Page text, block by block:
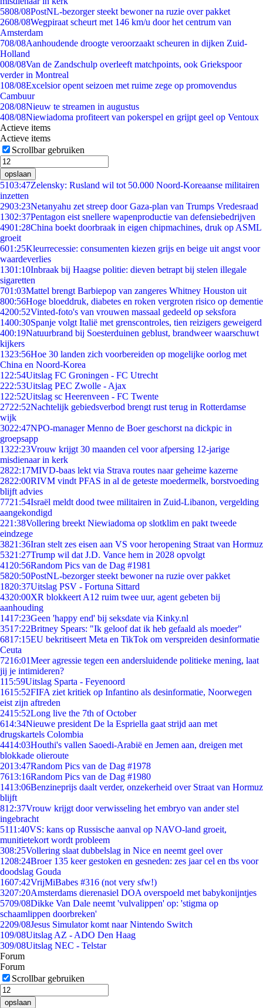
5808/08PostNL-bezorger steekt bewoner na ruzie over pakket
2608/08Wegpiraat scheurt met 146 km/u door het centrum van
Amsterdam
708/08Aanhoudende droogte veroorzaakt scheuren in dijken Zuid-
Holland
008/08Van de Zandschulp overleeft matchpoints, ook Griekspoor
verder in Montreal
108/08Excelsior opent seizoen met ruime zege op promovendus
Cambuur
208/08Nieuw te streamen in augustus
408/08Niewiadoma profiteert van pokerspel en grijpt geel op Ventoux
Actieve items
Actieve items
Scrollbar gebruiken
opslaan
5103:47Zelensky: Rusland wil tot 50.000 Noord-Koreaanse militairen
inzetten
2903:23Netanyahu zet streep door Gaza-plan van Trumps Vredesraad
1302:37Pentagon eist snellere wapenproductie van defensiebedrijven
4901:28China boekt doorbraak in eigen chipmachines, druk op ASML
groeit
601:25Kleurrecessie: consumenten kiezen grijs en beige uit angst voor
waardeverlies
1301:10Inbraak bij Haagse politie: dieven betrapt bij stelen illegale
sigaretten
701:03Mattel brengt Barbiepop van zangeres Whitney Houston uit
800:56Hoge bloeddruk, diabetes en roken vergroten risico op dementie
4200:52Vinted-foto's van vrouwen massaal gedeeld op seksfora
1400:30Spanje volgt Italië met grenscontroles, tien reizigers geweigerd
400:19Natuurbrand bij Soesterduinen geblust, brandweer waarschuwt
kijkers
1323:56Hoe 30 landen zich voorbereiden op mogelijke oorlog met
China en Noord-Korea
1 22:54Uitslag FC Groningen - FC Utrecht
222:53Uitslag PEC Zwolle - Ajax
1 22:52Uitslag sc Heerenveen - FC Twente
2722:52Nachtelijk gebiedsverbod brengt rust terug in Rotterdamse
wijk
3022:47NPO-manager Menno de Boer geschorst na dickpic in
groepsapp
1322:23Vrouw krijgt 30 maanden cel voor afpersing 12-jarige
misdienaar in kerk
2822:17MIVD-baas lekt via Strava routes naar geheime kazerne
2822:00RIVM vindt PFAS in al de geteste moedermelk, borstvoeding
blijft advies
7721:54Israël meldt dood twee militairen in Zuid-Libanon, vergelding
aangekondigd
221:38Vollering breekt Niewiadoma op slotklim en pakt tweede
eindzege
3821:36Iran stelt zes eisen aan VS voor heropening Straat van Hormuz
5321:27Trump wil dat J.D. Vance hem in 2028 opvolgt
41 20:56Random Pics van de Dag #1981
5820:50PostNL-bezorger steekt bewoner na ruzie over pakket
1820:37Uitslag PSV - Fortuna Sittard
4320:00XR blokkeert A12 ruim twee uur, agent gebeten bij
aanhouding
1417:23Geen 'happy end' bij seksdate via Kinky.nl
3517:22Britney Spears: "Ik geloof dat ik heb gefaald als moeder"
6817:15EU bekritiseert Meta en TikTok om verspreiden desinformatie
Ceuta
7216:01Meer agressie tegen een andersluidende politieke mening, laat
jij je intimideren?
115:59Uitslag Sparta - Feyenoord
1615:52FIFA ziet kritiek op Infantino als desinformatie, Noorwegen
eist zijn aftreden
2415:52Long live the 7th of October
614:34Nieuwe president De la Espriella gaat strijd aan met
drugskartels Colombia
4414:03Houthi's vallen Saoedi-Arabië en Jemen aan, dreigen met
blokkade olieroute
2013:47Random Pics van de Dag #1978
7613:16Random Pics van de Dag #1980
1413:06Benzineprijs daalt verder, onzekerheid over Straat van Hormuz
blijft
812:37Vrouw krijgt door verwisseling het embryo van ander stel
ingebracht
5111:40VS: kans op Russische aanval op NAVO-land groeit,
munitietekort wordt probleem
308:25Vollering slaat dubbelslag in Nice en neemt geel over
1208:24Broer 135 keer gestoken en gesneden: zes jaar cel en tbs voor
doodslag Gouda
1607:42VrijMiBabes #316 (not very sfw!)
3207:20Amsterdams dierenasiel DOA overspoeld met babykonijntjes
5709/08Dikke Van Dale neemt 'vulvalippen' op: 'stigma op
schaamlippen doorbreken'
2209/08Jesus Simulator komt naar Nintendo Switch
109/08Uitslag AZ - ADO Den Haag
309/08Uitslag NEC - Telstar
Forum
Forum
Scrollbar gebruiken
opslaan